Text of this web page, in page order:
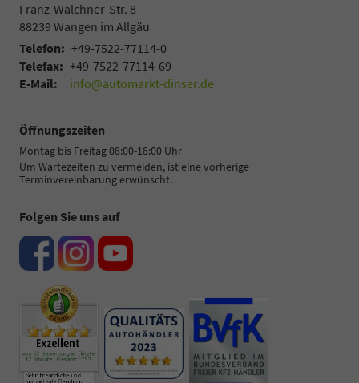
Franz-Walchner-Str. 8
88239 Wangen im Allgäu
Telefon: +49-7522-77114-0
Telefax: +49-7522-77114-69
E-Mail:
info@automarkt-dinser.de
Öffnungszeiten
Montag bis Freitag 08:00-18:00 Uhr
Um Wartezeiten zu vermeiden, ist eine vorherige
Terminvereinbarung erwünscht.
Folgen Sie uns auf